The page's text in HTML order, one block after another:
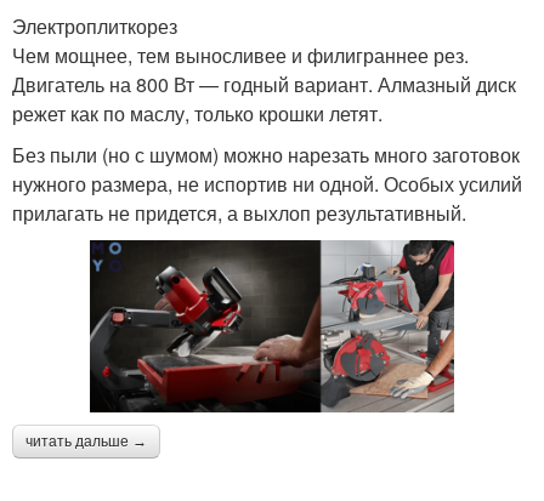
Электроплиткорез
Чем мощнее, тем выносливее и филиграннее рез.
Двигатель на 800 Вт — годный вариант. Алмазный диск
режет как по маслу, только крошки летят.
Без пыли (но с шумом) можно нарезать много заготовок
нужного размера, не испортив ни одной. Особых усилий
прилагать не придется, а выхлоп результативный.
читать дальше →